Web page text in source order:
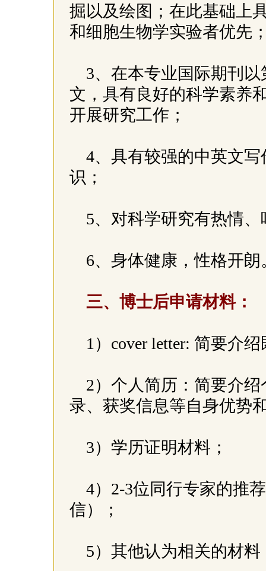
掘以及绘图；在此基础上
和细胞生物学实验者优先
3、在本专业国际期刊
文，具有良好的科学素养
开展研究工作；
4、具有较强的中英文
识；
5、对科学研究有热情
6、身体健康，性格开
三、博士后申请材料：
1）cover letter: 简要介
2）个人简历：简要介
录、获奖信息等自身优势
3）学历证明材料；
4）2-3位同行专家的推
信）；
5）其他认为相关的材